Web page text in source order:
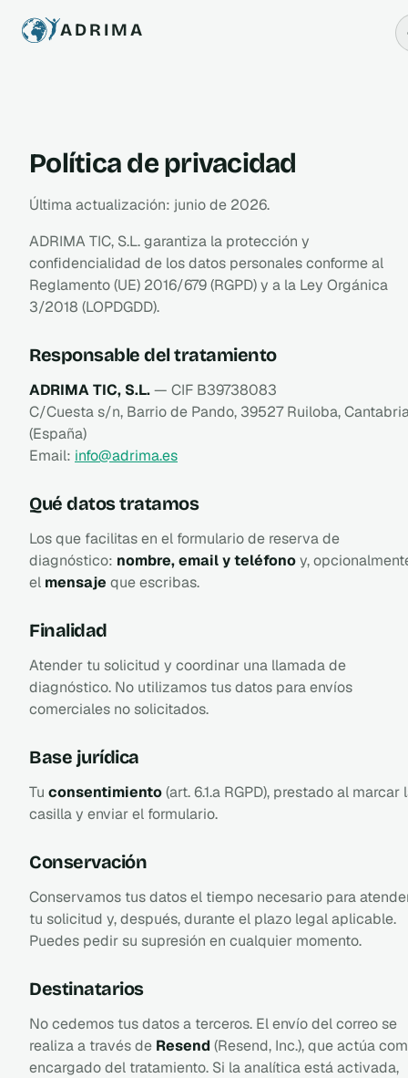
ADRIMA
Política de privacidad
Última actualización: junio de 2026.
ADRIMA TIC, S.L. garantiza la protección y
confidencialidad de los datos personales conforme al
Reglamento (UE) 2016/679 (RGPD) y a la Ley Orgánica
3/2018 (LOPDGDD).
Responsable del tratamiento
ADRIMA TIC, S.L.— CIF B39738083
C/Cuesta s/n, Barrio de Pando, 39527 Ruiloba,
(España)
Email: info@adrima.es
Qué datos tratamos
Los que facilitas en el formulario de reserva de
diagnóstico: nombre, email y teléfonoy,
el mensaje que escribas.
Finalidad
Atender tu solicitud y coordinar una llamada de
diagnóstico. No utilizamos tus datos para envíos
comerciales no solicitados.
Base jurídica
Tu consentimiento(art. 6.1.a RGPD), prestado al marcar
casilla y enviar el formulario.
Conservación
Conservamos tus datos el tiempo necesario para
tu solicitud y, después, durante el plazo legal aplicable.
Puedes pedir su supresión en cualquier momento.
Destinatarios
No cedemos tus datos a terceros. El envío del correo se
realiza a través de Resend (Resend, Inc.), que actúa
encargado del tratamiento. Si la analítica está activada,